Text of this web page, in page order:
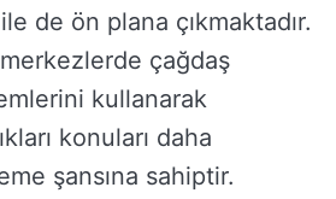
de ön plana çıkmaktadır.
çağdaş
kullanarak
konuları daha
şansına sahiptir.